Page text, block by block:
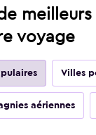
voyage
Villes
aériennes